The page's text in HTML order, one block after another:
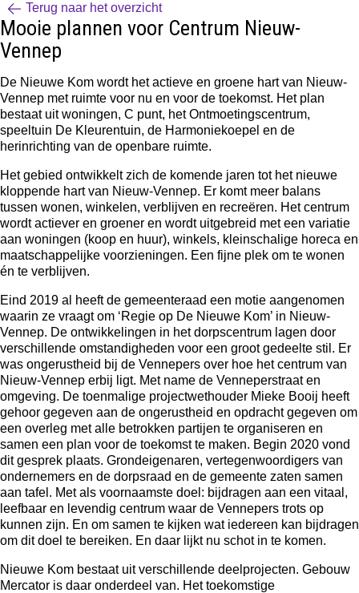
Terug naar het overzicht
Mooie plannen voor Centrum Nieuw-
Vennep
De Nieuwe Kom wordt het actieve en groene hart van Nieuw-
Vennep met ruimte voor nu en voor de toekomst. Het plan
bestaat uit woningen, C punt, het Ontmoetingscentrum,
speeltuin De Kleurentuin, de Harmoniekoepel en de
herinrichting van de openbare ruimte.
Het gebied ontwikkelt zich de komende jaren tot het nieuwe
kloppende hart van Nieuw-Vennep. Er komt meer balans
tussen wonen, winkelen, verblijven en recreëren. Het centrum
wordt actiever en groener en wordt uitgebreid met een variatie
aan woningen (koop en huur), winkels, kleinschalige horeca en
maatschappelijke voorzieningen. Een fijne plek om te wonen
én te verblijven.
Eind 2019 al heeft de gemeenteraad een motie aangenomen
waarin ze vraagt om ‘Regie op De Nieuwe Kom’ in Nieuw-
Vennep. De ontwikkelingen in het dorpscentrum lagen door
verschillende omstandigheden voor een groot gedeelte stil. Er
was ongerustheid bij de Vennepers over hoe het centrum van
Nieuw-Vennep erbij ligt. Met name de Venneperstraat en
omgeving. De toenmalige projectwethouder Mieke Booij heeft
gehoor gegeven aan de ongerustheid en opdracht gegeven om
een overleg met alle betrokken partijen te organiseren en
samen een plan voor de toekomst te maken. Begin 2020 vond
dit gesprek plaats. Grondeigenaren, vertegenwoordigers van
ondernemers en de dorpsraad en de gemeente zaten samen
aan tafel. Met als voornaamste doel: bijdragen aan een vitaal,
leefbaar en levendig centrum waar de Vennepers trots op
kunnen zijn. En om samen te kijken wat iedereen kan bijdragen
om dit doel te bereiken. En daar lijkt nu schot in te komen.
Nieuwe Kom bestaat uit verschillende deelprojecten. Gebouw
Mercator is daar onderdeel van. Het toekomstige